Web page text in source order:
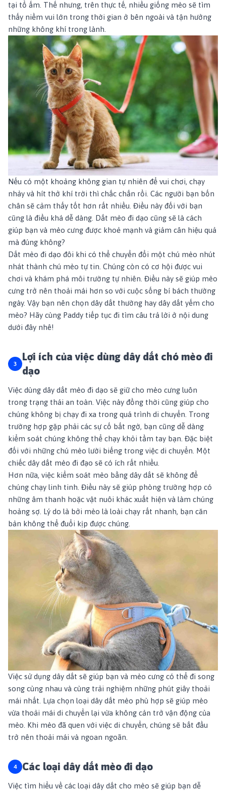
tại tổ ấm. Thế nhưng, trên thực tế, nhiều giống mèo sẽ tìm
thấy niềm vui lớn trong thời gian ở bên ngoài và tận hưởng
những không khí trong lành.
Nếu có một khoảng không gian tự nhiên để vui chơi, chạy
nhảy và hít thở khí trời thì chắc chắn rồi. Các người bạn bốn
chân sẽ cảm thấy tốt hơn rất nhiều. Điều này đối với bạn
cũng là điều khá dễ dàng. Dắt mèo đi dạo cũng sẽ là cách
giúp bạn và mèo cưng được khoẻ mạnh và giảm cân hiệu quả
mà đúng không?
Dắt mèo đi dạo đôi khi có thể chuyển đổi một chú mèo nhút
nhát thành chú mèo tự tin. Chúng còn có cơ hội được vui
chơi và khám phá môi trường tự nhiên. Điều này sẽ giúp mèo
cưng trở nên thoải mái hơn so với cuộc sống bí bách thường
ngày. Vậy bạn nên chọn dây dắt thường hay dây dắt yếm cho
mèo? Hãy cùng Paddy tiếp tục đi tìm câu trả lời ở nội dung
dưới đây nhê!
Lợi ích của việc dùng dây dắt chó mèo đi
dạo
Việc dùng dây dắt mèo đi dạo sẽ giữ cho mèo cưng luôn
trong trạng thái an toàn. Việc này đồng thời cũng giúp cho
chúng không bị chạy đi xa trong quá trình di chuyển. Trong
trường hợp gặp phải các sự cố bất ngờ, bạn cũng dễ dàng
kiểm soát chúng không thể chạy khỏi tầm tay bạn. Đặc biệt
đối với những chú mèo lười biếng trong việc di chuyển. Một
chiếc dây dắt mèo đi đạo sẽ có ích rất nhiều.
Hơn nữa, việc kiểm soát mèo bằng dây dắt sẽ không để
chúng chạy linh tinh. Điều này sẽ giúp phòng trường hợp có
những âm thanh hoặc vật nuôi khác xuất hiện và làm chúng
hoảng sợ. Lý do là bởi mèo là loài chạy rất nhanh, bạn căn
bản không thể đuổi kịp được chúng.
Việc sử dụng dây dắt sẽ giúp bạn và mèo cưng có thể đi song
song cùng nhau và cùng trải nghiệm những phút giây thoải
mái nhất. Lựa chọn loại dây dắt mèo phù hợp sẽ giúp mèo
vừa thoải mái di chuyển lại vừa không cản trở vận động của
mèo. Khi mèo đã quen với việc di chuyển, chúng sẽ bắt đầu
trở nên thoải mái và ngoan ngoãn.
Các loại dây dắt mèo đi dạo
Việc tìm hiểu về các loại dây dắt cho mèo sẽ giúp bạn dễ